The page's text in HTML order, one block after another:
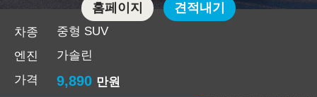
차종
중형 SUV
엔진
가솔린
가격
9,890 만원
홈페이지 견적내기